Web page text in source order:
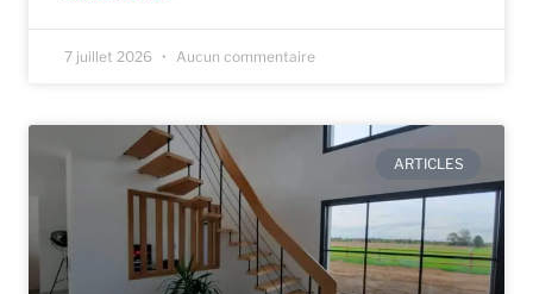
7 juillet 2026 Aucun commentaire
ARTICLES